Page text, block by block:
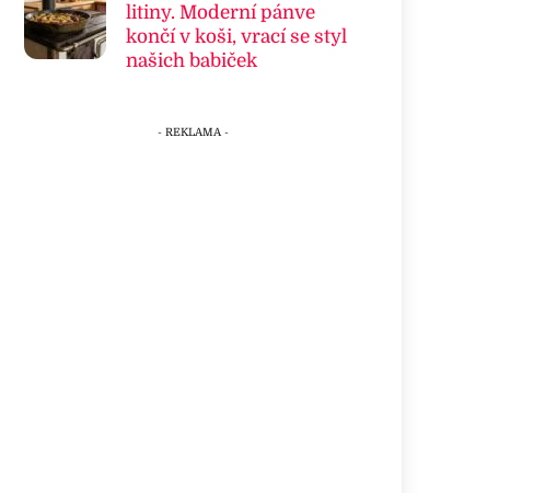
litiny. Moderní pánve
končí v koši, vrací se styl
našich babiček